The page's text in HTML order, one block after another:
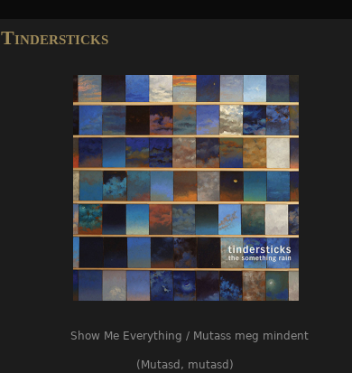
Tindersticks
Show Me Everything / Mutass meg mindent
(Mutasd, mutasd)